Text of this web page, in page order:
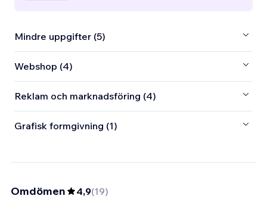
Mindre uppgifter (5)
Webshop (4)
Reklam och marknadsföring (4)
Grafisk formgivning (1)
Omdömen 4,9(19)